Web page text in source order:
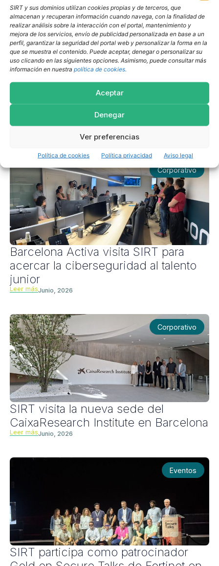
SIRT y sus dominios utilizan cookies propias y de terceros, que
almacenan y recuperan información cuando navega, con la finalidad de
realizar análisis sobre la interacción con el portal, mantenimiento y
mejora de los servicios, envío de publicidad personalizada en base a un
perfil, garantizar la seguridad del portal web y personalizar la forma en la
que se muestra el contenido. Puede aceptar, denegar o personalizar su
uso clicando en las siguientes opciones. Asimismo, puede consultar más
información en nuestra política de cookies.
Aceptar
Denegar
Ver preferencias
Política de cookies Política privacidad Aviso legal
SIRT y la modernización empresarial en
Cataluña
La participación de SIRT en el foro “El empresario en
un mundo en transformación” reafirma su posición
como un socio estratégico en la modernización del
tejido empresarial. Este tipo de encuentros proporciona
un espacio invaluable para generar alianzas, compartir
perspectivas estratégicas y promover la competitividad
en un contexto global que exige adaptabilidad y visión
Últimas entradas
Corporativo
Barcelona Activa visita SIRT para
acercar la ciberseguridad al talento
junior
Leer másJunio, 2026
Corporativo
SIRT visita la nueva sede del
CaixaResearch Institute en Barcelona
Leer másJunio, 2026
Eventos
SIRT participa como patrocinador